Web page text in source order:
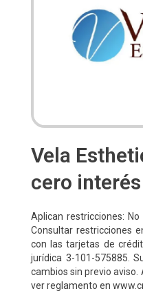
Vela
cero interés
Aplican restricciones:
Consultar restricciones
con las tarjetas de
jurídica 3-101-575885.
cambios sin previo aviso.
ver reglamento en